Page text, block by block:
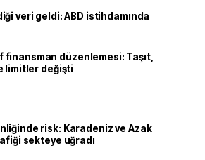
veri geldi: ABD istihdamında
finansman düzenlemesi: Taşıt,
limitler değişti
risk: Karadeniz ve Azak
sekteye uğradı